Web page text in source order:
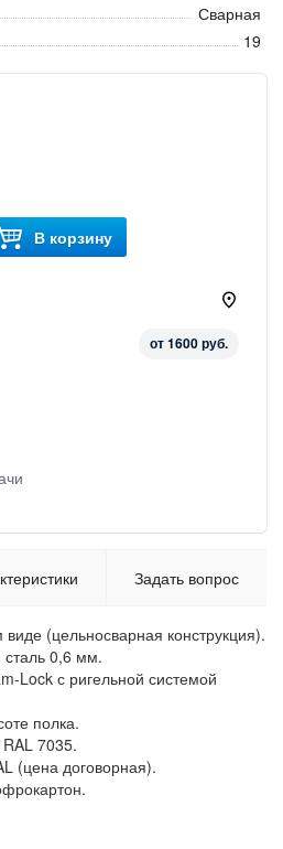
Сварная
19
В корзину
от 1600 руб.
Задать вопрос
(цельносварная конструкция).
сталь 0,6 мм.
Lock с ригельной системой
полка.
7035.
(цена договорная).